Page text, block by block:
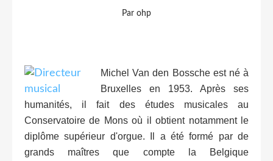
Par ohp
Michel Van den Bossche est né à
Bruxelles en 1953. Après ses
humanités, il fait des études musicales au
Conservatoire de Mons où il obtient notamment le
diplôme supérieur d'orgue. Il a été formé par de
grands maîtres que compte la Belgique